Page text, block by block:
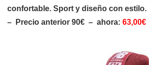
confortable. Sport y diseño con estilo.
– Precio anterior 90€ – ahora: 63,00€